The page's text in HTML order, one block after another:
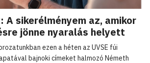
A sikerélményem az, amikor
jönne nyaralás helyett
ezen a héten az UVSE fúi
bajnoki címeket halmozó Németh